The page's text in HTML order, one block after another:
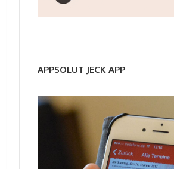
APPSOLUT JECK APP